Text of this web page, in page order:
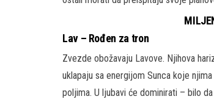
Lav – Rođen za tron
Zvezde obožavaju Lavove. Njihova
uklapaju sa energijom Sunca koje
poljima. U ljubavi će dominirati – bilo